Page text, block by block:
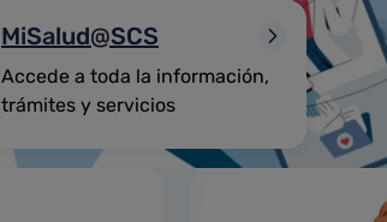
MiSalud@SCS
Accede a toda la información,
trámites y servicios